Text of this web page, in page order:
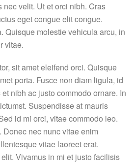
nec velit. Ut et orci nibh. Cras
eget congue elit congue.
Quisque molestie vehicula arcu, in
vitae.
sit amet eleifend orci. Quisque
porta. Fusce non diam ligula, id
nibh ac justo commodo ornare. In
Suspendisse at mauris
id mi orci, vitae commodo leo.
nec nunc vitae enim
vitae laoreet erat.
Vivamus in mi et justo facilisis